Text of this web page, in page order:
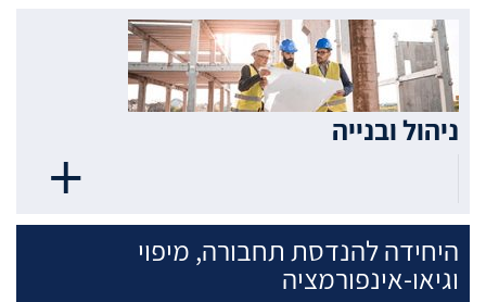
ניהול ובנייה
היחידה להנדסת תחבורה, מיפוי
וגיאו-אינפורמציה